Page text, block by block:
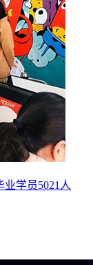
业学员5021人